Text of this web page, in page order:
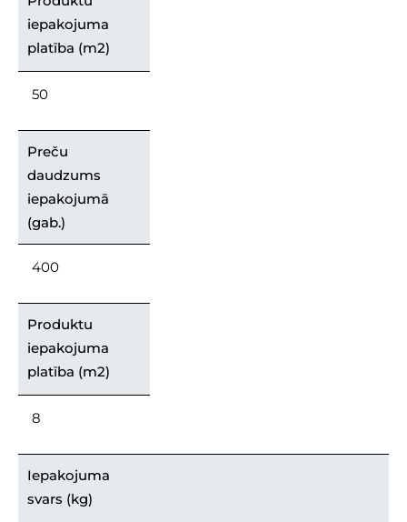
iepakojuma
platība (m2)
50
Preču
daudzums
iepakojumā
(gab.)
400
Produktu
iepakojuma
platība (m2)
8
Iepakojuma
svars (kg)